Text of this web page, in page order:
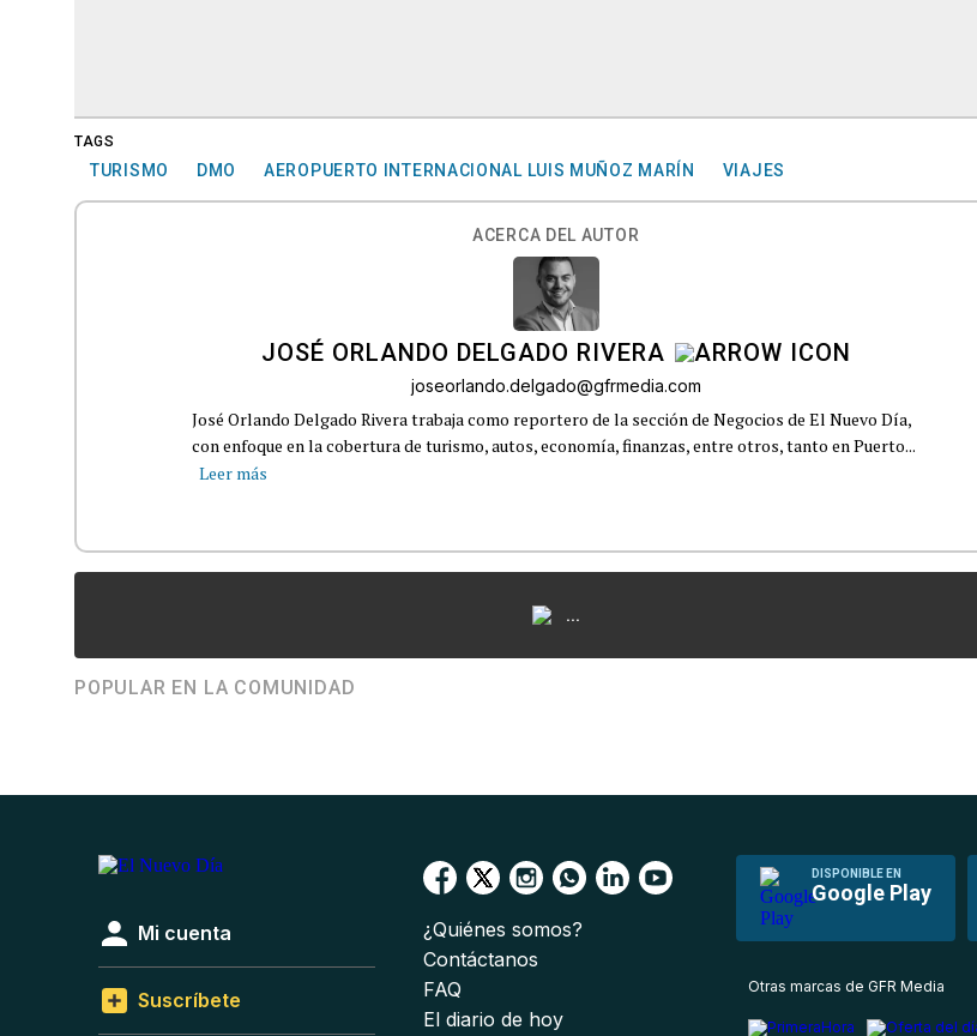
TAGS
TURISMO DMO AEROPUERTO INTERNACIONAL LUIS MUÑOZ MARÍN VIAJES
ACERCA DEL AUTOR
JOSÉ ORLANDO DELGADO RIVERA
joseorlando.delgado@gfrmedia.com
José Orlando Delgado Rivera trabaja como reportero de la sección de Negocios de El Nuevo Día,
con enfoque en la cobertura de turismo, autos, economía, finanzas, entre otros, tanto en Puerto...
Leer más
...
POPULAR EN LA COMUNIDAD
DISPONIBLE EN
Google Play
Mi cuenta
Suscríbete
¿Quiénes somos?
Contáctanos
FAQ
El diario de hoy
Otras marcas de GFR Media